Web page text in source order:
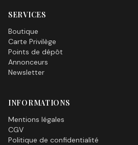
SERVICES
Boutique
Carte Privilège
Points de dépôt
Annonceurs
Newsletter
INFORMATIONS
Mentions légales
CGV
Politique de confidentialité